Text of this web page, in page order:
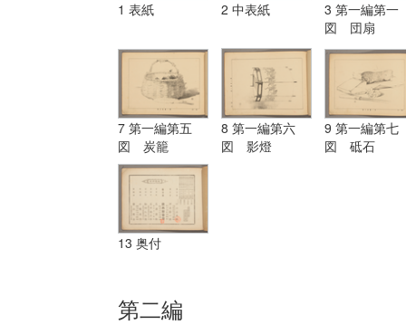
1 表紙 2 中表紙
3 第一編第一
図 団扇
7 第一編第五
図 炭籠
8 第一編第六
図 影燈
9 第一編第七
図 砥石
13 奥付
第二編